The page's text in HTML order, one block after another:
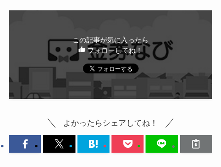
この記事が気に入ったら
フォローしてね！
よかったらシェアしてね！